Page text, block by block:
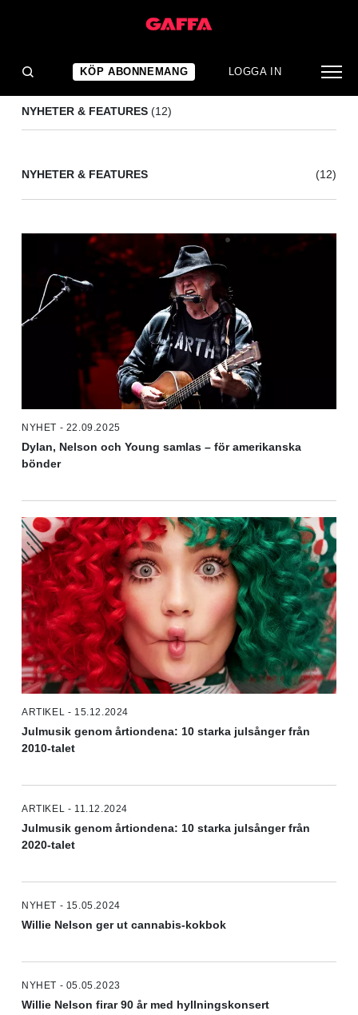
KÖP ABONNEMANG LOGGA IN
NYHETER & FEATURES (12)
NYHETER & FEATURES (12)
NYHET - 22.09.2025
Dylan, Nelson och Young samlas – för amerikanska
bönder
ARTIKEL - 15.12.2024
Julmusik genom årtiondena: 10 starka julsånger från
2010-talet
ARTIKEL - 11.12.2024
Julmusik genom årtiondena: 10 starka julsånger från
2020-talet
NYHET - 15.05.2024
Willie Nelson ger ut cannabis-kokbok
NYHET - 05.05.2023
Willie Nelson firar 90 år med hyllningskonsert